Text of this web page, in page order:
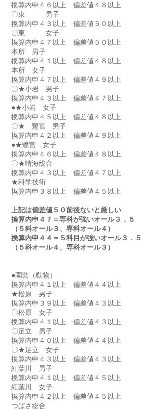
換算内申４６以上　偏差値４８以上
〇東　　　男子
換算内申４３以上　偏差値５０以上
〇東　　　女子
換算内申４７以上　偏差値５０以上
本所　男子
換算内申４１以上　偏差値４８以上
本所　女子
換算内申４７以上　偏差値４９以上
〇★小岩　男子
換算内申４３以上　偏差値４７以上
●★小岩　女子
換算内申４５以上　偏差値４８以上
〇★　鷺宮　男子
換算内申４２以上　偏差値４９以上
●★鷺宮　女子
換算内申４６以上　偏差値４８以上
〇★晴海総合
換算内申４３以上　偏差値４７以上
★科学技術
換算内申３８以上　偏差値４５以上
上記は偏差値５０前後ないと厳しい
換算内申４７＝専科が強いオール３．５
（５科オール３、専科オール４）
換算内申４４＝５科目が強いオール３．５
（５科オール４、専科オール３）
●園芸（動物）
換算内申４１以上　偏差値４４以上
★松原　男子
換算内申３９以上　偏差値４３以上
〇松原　女子
換算内申４１以上　偏差値４３以上
〇足立　男子
換算内申４０以上　偏差値４４以上
〇★足立　女子
換算内申４３以上　偏差値４３以上
紅葉川　男子
換算内申４１以上　偏差値４５以上
紅葉川　女子
換算内申４２以上　偏差値４５以上
つばさ総合